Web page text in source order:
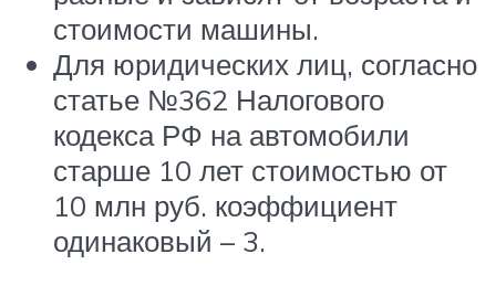
стоимости машины.
Для юридических лиц, согласно
статье №362 Налогового
кодекса РФ на автомобили
старше 10 лет стоимостью от
10 млн руб. коэффициент
одинаковый – 3.